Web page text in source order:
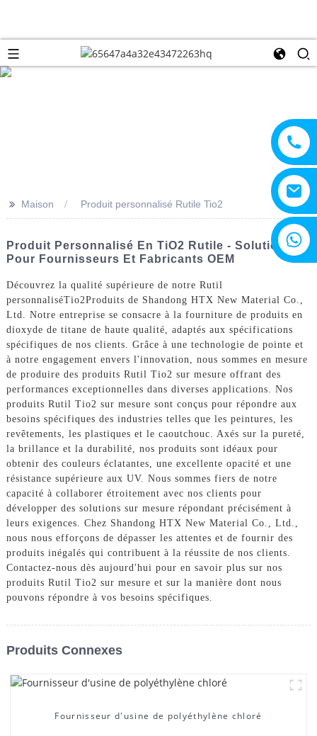
>> Maison Produit personnalisé Rutile Tio2
Produit Personnalisé En TiO2 Rutile - Solutions
Pour Fournisseurs Et Fabricants OEM
Découvrez la qualité supérieure de notre Rutil
personnaliséTio2Produits de Shandong HTX New Material Co.,
Ltd. Notre entreprise se consacre à la fourniture de produits en
dioxyde de titane de haute qualité, adaptés aux spécifications
spécifiques de nos clients. Grâce à une technologie de pointe et
à notre engagement envers l'innovation, nous sommes en mesure
de produire des produits Rutil Tio2 sur mesure offrant des
performances exceptionnelles dans diverses applications. Nos
produits Rutil Tio2 sur mesure sont conçus pour répondre aux
besoins spécifiques des industries telles que les peintures, les
revêtements, les plastiques et le caoutchouc. Axés sur la pureté,
la brillance et la durabilité, nos produits sont idéaux pour
obtenir des couleurs éclatantes, une excellente opacité et une
résistance supérieure aux UV. Nous sommes fiers de notre
capacité à collaborer étroitement avec nos clients pour
développer des solutions sur mesure répondant précisément à
leurs exigences. Chez Shandong HTX New Material Co., Ltd.,
nous nous efforçons de dépasser les attentes et de fournir des
produits inégalés qui contribuent à la réussite de nos clients.
Contactez-nous dès aujourd'hui pour en savoir plus sur nos
produits Rutil Tio2 sur mesure et sur la manière dont nous
pouvons répondre à vos besoins spécifiques.
Produits Connexes
Fournisseur d'usine de polyéthylène chloré